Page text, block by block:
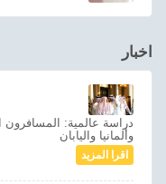
اخبار
دراسة عالمية: المسافرون
وألمانيا واليابان
اقرا المزيد